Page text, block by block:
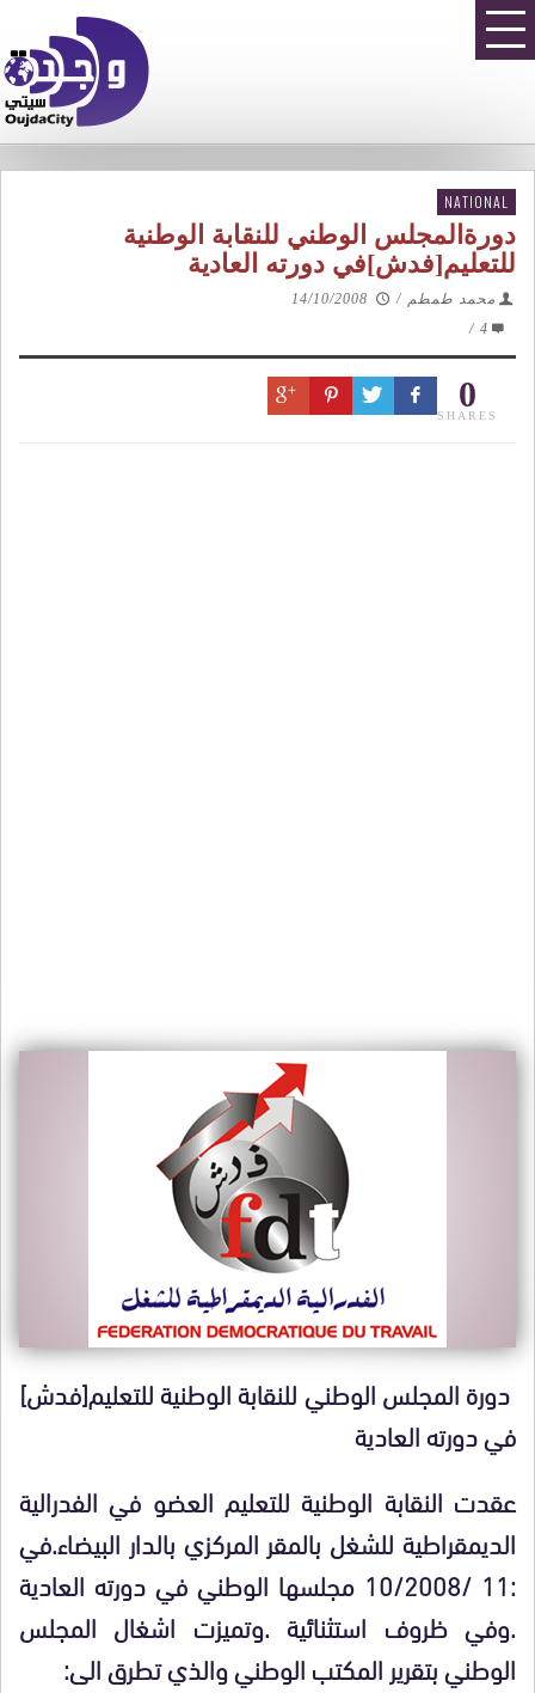
NATIONAL
دورةالمجلس الوطني للنقابة الوطنية
للتعليم[فدش]في دورته العادية
محمد طمطم /
14/10/2008
4
/
0
SHARES
دورة المجلس الوطني للنقابة الوطنية للتعليم[فدش]
في دورته العادية
عقدت النقابة الوطنية للتعليم العضو في الفدرالية
الديمقراطية للشغل بالمقر المركزي بالدار البيضاء.في
:11 /10/2008 مجلسها الوطني في دورته العادية
.وفي ظروف استثنائية .وتميزت اشغال المجلس
الوطني بتقرير المكتب الوطني والذي تطرق الى: